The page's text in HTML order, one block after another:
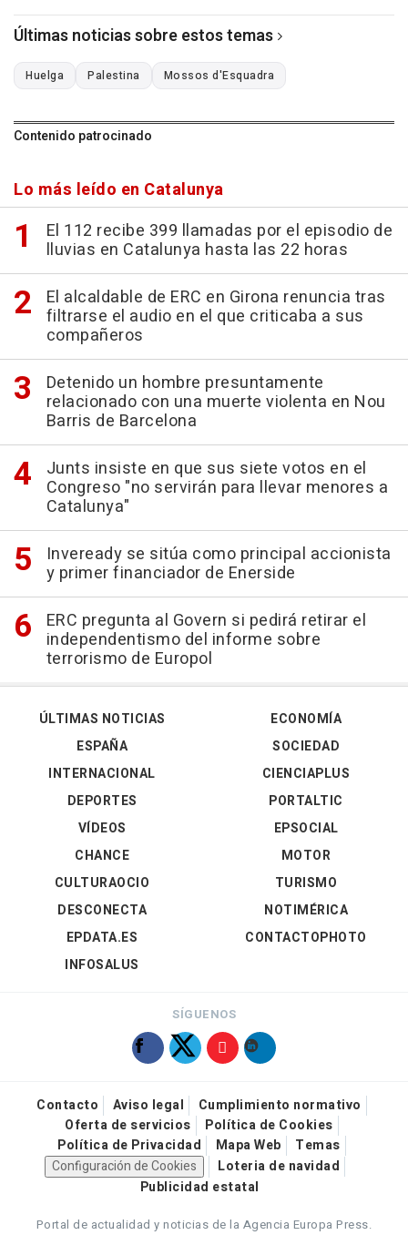
Últimas noticias sobre estos temas
Huelga Palestina Mossos d'Esquadra
Contenido patrocinado
Lo más leído en Catalunya
El 112 recibe 399 llamadas por el episodio de
lluvias en Catalunya hasta las 22 horas
El alcaldable de ERC en Girona renuncia tras
filtrarse el audio en el que criticaba a sus
compañeros
Detenido un hombre presuntamente
relacionado con una muerte violenta en Nou
Barris de Barcelona
Junts insiste en que sus siete votos en el
Congreso "no servirán para llevar menores a
Catalunya"
Inveready se sitúa como principal accionista
y primer financiador de Enerside
ERC pregunta al Govern si pedirá retirar el
independentismo del informe sobre
terrorismo de Europol
ÚLTIMAS NOTICIAS
ESPAÑA
INTERNACIONAL
DEPORTES
VÍDEOS
ECONOMÍA
SOCIEDAD
CIENCIAPLUS
PORTALTIC
EPSOCIAL
CHANCE
CULTURAOCIO
DESCONECTA
EPDATA.ES
INFOSALUS
MOTOR
TURISMO
NOTIMÉRICA
CONTACTOPHOTO
SÍGUENOS
Contacto Aviso legal
Cumplimiento normativo
Oferta de servicios
Política de Cookies
Política de Privacidad
Mapa Web
Temas
Configuración de Cookies
Loteria de navidad
Publicidad estatal
Portal de actualidad y noticias de la Agencia Europa Press.